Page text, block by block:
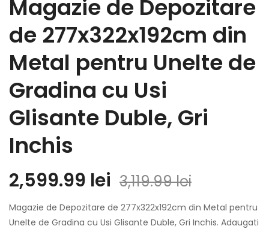
Magazie de Depozitare
de 277x322x192cm din
Metal pentru Unelte de
Gradina cu Usi
Glisante Duble, Gri
Inchis
3,119.99lei
2,599.99 lei
Magazie de Depozitare de 277x322x192cm din Metal pentru
Unelte de Gradina cu Usi Glisante Duble, Gri Inchis. Adaugati